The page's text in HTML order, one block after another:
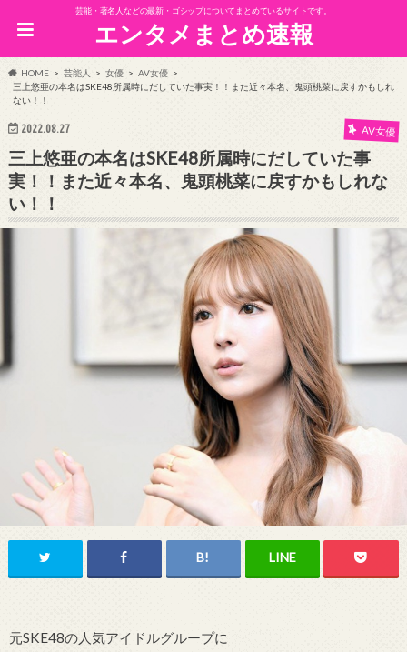
芸能・著名人などの最新・ゴシップについてまとめているサイトです。
エンタメまとめ速報
HOME 芸能人 女優
AV女優
三上悠亜の本名はSKE48所属時にだしていた事実！！また近々本名、鬼頭桃菜に戻すかもしれ
ない！！
2022.08.27 AV女優
三上悠亜の本名はSKE48所属時にだしていた事
実！！また近々本名、鬼頭桃菜に戻すかもしれな
い！！
元SKE48の人気アイドルグループに